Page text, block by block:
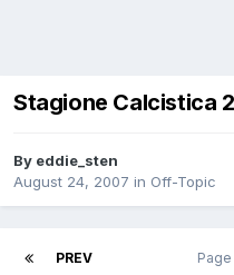
Stagione Calcistica
By eddie_sten
August 24, 2007 in Off-Topic
PREV